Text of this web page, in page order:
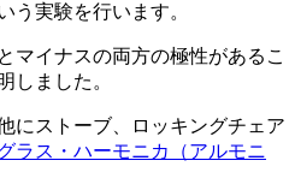
う実験を行います。
マイナスの両方の極性があるこ
しました。
にストーブ、ロッキングチェア
ラス・ハーモニカ（アルモニ